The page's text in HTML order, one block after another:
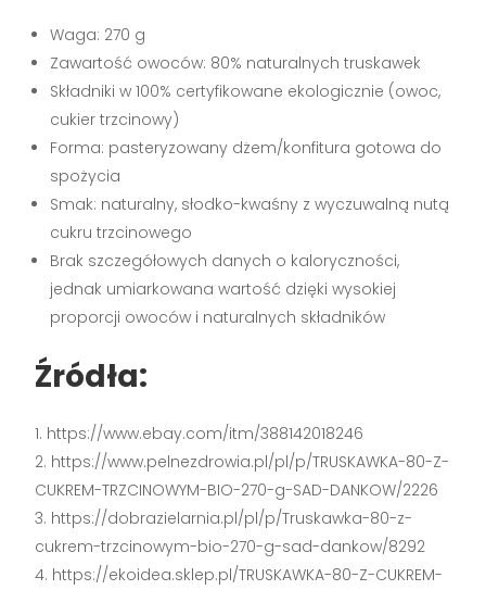
Waga: 270 g
Zawartość owoców: 80% naturalnych truskawek
Składniki w 100% certyfikowane ekologicznie (owoc,
cukier trzcinowy)
Forma: pasteryzowany dżem/konfitura gotowa do
spożycia
Smak: naturalny, słodko-kwaśny z wyczuwalną nutą
cukru trzcinowego
Brak szczegółowych danych o kaloryczności,
jednak umiarkowana wartość dzięki wysokiej
proporcji owoców i naturalnych składników
Źródła:
https://www.ebay.com/itm/388142018246
https://www.pelnezdrowia.pl/pl/p/TRUSKAWKA-80-Z-
CUKREM-TRZCINOWYM-BIO-270-g-SAD-DANKOW/2226
https://dobrazielarnia.pl/pl/p/Truskawka-80-z-
cukrem-trzcinowym-bio-270-g-sad-dankow/8292
https://ekoidea.sklep.pl/TRUSKAWKA-80-Z-CUKREM-